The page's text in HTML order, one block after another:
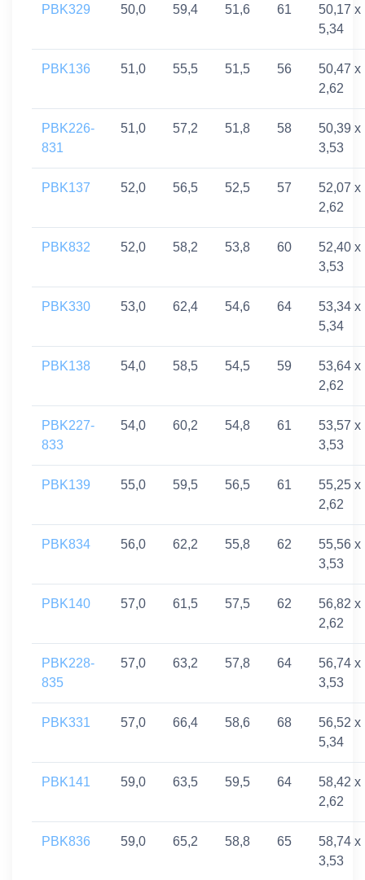
PBK329 50,0 59,4 51,6 61
50,17 x
5,34
PBK136 51,0 55,5 51,5 56
50,47 x
2,62
PBK226-
831
51,0 57,2 51,8 58
50,39 x
3,53
PBK137 52,0 56,5 52,5 57
52,07 x
2,62
PBK832 52,0 58,2 53,8 60
52,40 x
3,53
PBK330 53,0 62,4 54,6 64
53,34 x
5,34
PBK138 54,0 58,5 54,5 59
53,64 x
2,62
PBK227-
833
54,0 60,2 54,8 61
53,57 x
3,53
PBK139 55,0 59,5 56,5 61
55,25 x
2,62
PBK834 56,0 62,2 55,8 62
55,56 x
3,53
PBK140 57,0 61,5 57,5 62
56,82 x
2,62
PBK228-
835
57,0 63,2 57,8 64
56,74 x
3,53
PBK331 57,0 66,4 58,6 68
56,52 x
5,34
PBK141 59,0 63,5 59,5 64
58,42 x
2,62
PBK836 59,0 65,2 58,8 65
58,74 x
3,53